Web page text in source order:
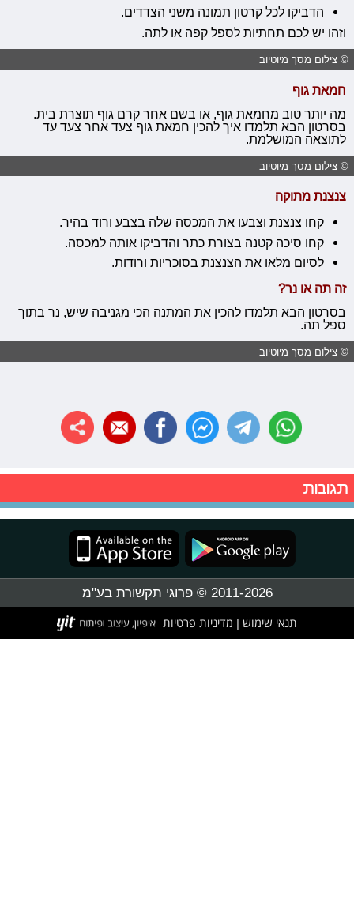
הדביקו לכל קרטון תמונה משני הצדדים.
וזהו יש לכם תחתיות לספל קפה או לתה.
© צילום מסך מיוטיוב
חמאת גוף
מה יותר טוב מחמאת גוף, או בשם אחר קרם גוף תוצרת בית.
בסרטון הבא תלמדו איך להכין חמאת גוף צעד אחר צעד עד
לתוצאה המושלמת.
© צילום מסך מיוטיוב
צנצנת מתוקה
קחו צנצנת וצבעו את המכסה שלה בצבע ורוד בהיר.
קחו סיכה קטנה בצורת כתר והדביקו אותה למכסה.
לסיום מלאו את הצנצנת בסוכריות ורודות.
זה תה או נר?
בסרטון הבא תלמדו להכין את המתנה הכי מגניבה שיש, נר בתוך
ספל תה.
© צילום מסך מיוטיוב
תגובות
2011-2026 © פרוגי תקשורת בע"מ
תנאי שימוש מדיניות פרטיות